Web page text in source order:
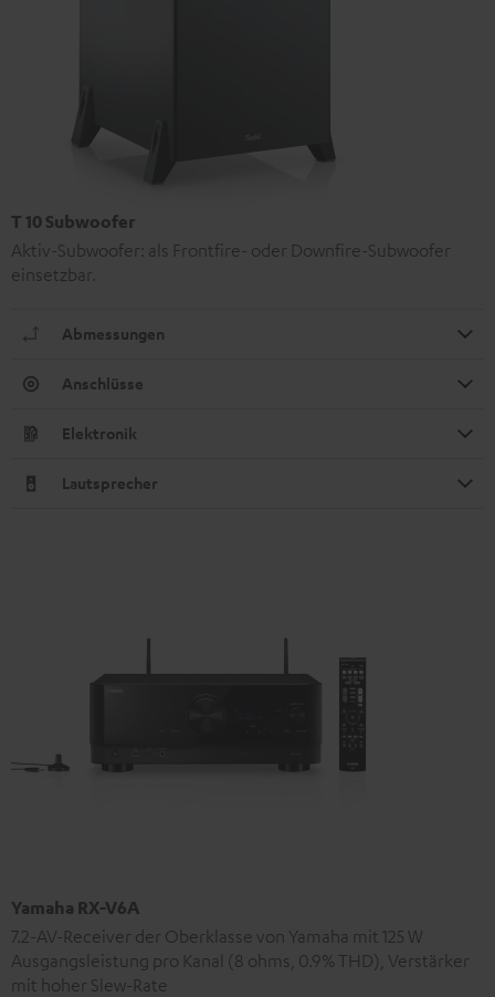
T 10 Subwoofer
Aktiv-Subwoofer: als Frontfire- oder Downfire-Subwoofer
einsetzbar.
Abmessungen
Anschlüsse
Elektronik
Lautsprecher
Yamaha RX-V6A
7.2-AV-Receiver der Oberklasse von Yamaha mit 125 W
Ausgangsleistung pro Kanal (8 ohms, 0.9% THD), Verstärker
mit hoher Slew-Rate